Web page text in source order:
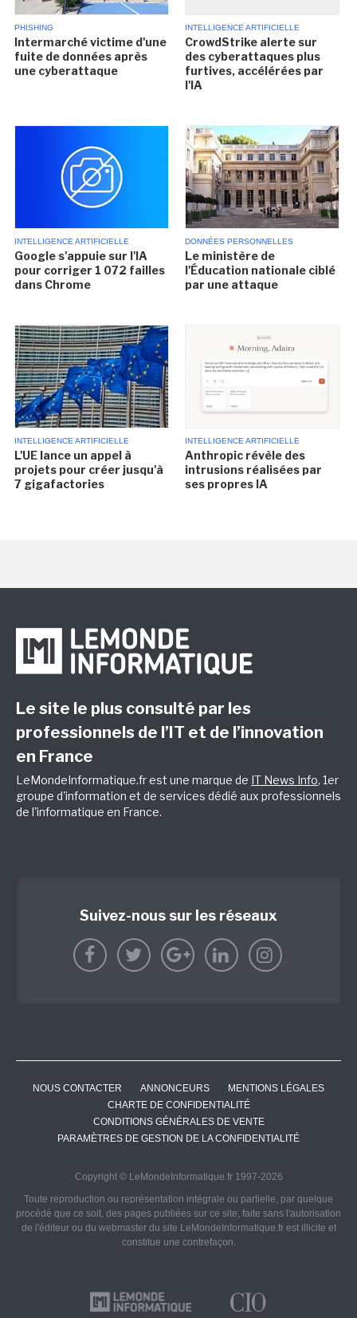
PHISHING
Intermarché victime d'une
fuite de données après
une cyberattaque
INTELLIGENCE ARTIFICIELLE
CrowdStrike alerte sur
des cyberattaques plus
furtives, accélérées par
l'IA
INTELLIGENCE ARTIFICIELLE
Google s'appuie sur l'IA
pour corriger 1 072 failles
dans Chrome
DONNÉES PERSONNELLES
Le ministère de
l'Éducation nationale ciblé
par une attaque
INTELLIGENCE ARTIFICIELLE
L'UE lance un appel à
projets pour créer jusqu'à
7 gigafactories
INTELLIGENCE ARTIFICIELLE
Anthropic révèle des
intrusions réalisées par
ses propres IA
Le site le plus consulté par les
professionnels de l’IT et de l’innovation
en France
LeMondeInformatique.fr est une marque de IT News Info, 1er
groupe d'information et de services dédié aux professionnels
de l'informatique en France.
Suivez-nous sur les réseaux
NOUS CONTACTER ANNONCEURS
MENTIONS LÉGALES
CHARTE DE CONFIDENTIALITÉ
CONDITIONS GÉNÉRALES DE VENTE
PARAMÈTRES DE GESTION DE LA CONFIDENTIALITÉ
Copyright © LeMondeInformatique.fr 1997-2026
Toute reproduction ou représentation intégrale ou partielle, par quelque
procédé que ce soit, des pages publiées sur ce site, faite sans l'autorisation
de l'éditeur ou du webmaster du site LeMondeInformatique.fr est illicite et
constitue une contrefaçon.